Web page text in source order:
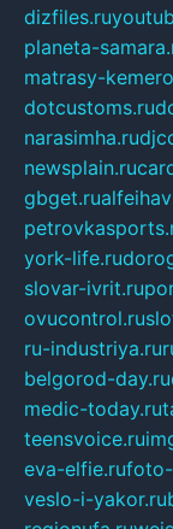
dizfiles.ru
planeta-
matrasy-
dotcustoms.ru
narasimha.ru
newsplain.ru
gbget.ru
york-life.ru
slovar-ivrit.ru
ovucontrol.ru
ru-industriya.ru
belgorod-day.ru
medic-today.ru
teensvoice.ru
eva-elfie.ru
veslo-i-yakor.ru